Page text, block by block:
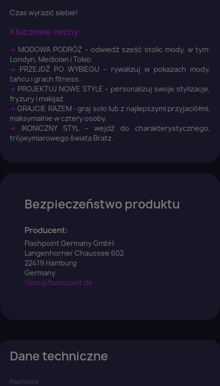
Czas wyrazić siebie!
Kluczowe cechy:
➜ MODOWA PODRÓŻ – odwiedź sześć stolic mody, w tym:
Londyn, Mediolan i Tokio.
➜ PRZEJDŹ PO WYBIEGU – rywalizuj w pokazach mody,
tańcu i grach fitness.
➜ PROJEKTUJ NOWE STYLE – personalizuj swoje stylizacje,
fryzury i makijaż.
➜ GRAJCIE RAZEM - graj solo lub z najlepszymi przyjaciółmi,
maksymalnie w cztery osoby.
➜
IKONICZNY STYL – wejdź do charakterystycznego,
trójwymiarowego świata Bratz.
Bezpieczeństwo produktu
Producent:
Flashpoint Germany GmbH
Langenhorner Chaussee 602
22419 Hamburg
Germany
Gpsr@flashpoint.de
Dane techniczne
Platforma
Zaloguj się ×
You need to be logged in to save products in your
wish list.